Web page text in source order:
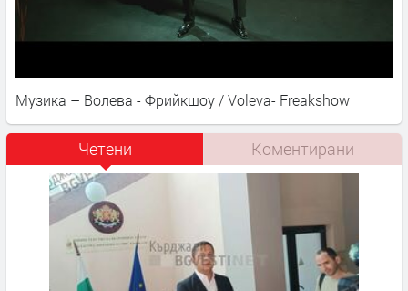
Музика – Волева - Фрийкшоу / Voleva- Freakshow
Четени Коментирани